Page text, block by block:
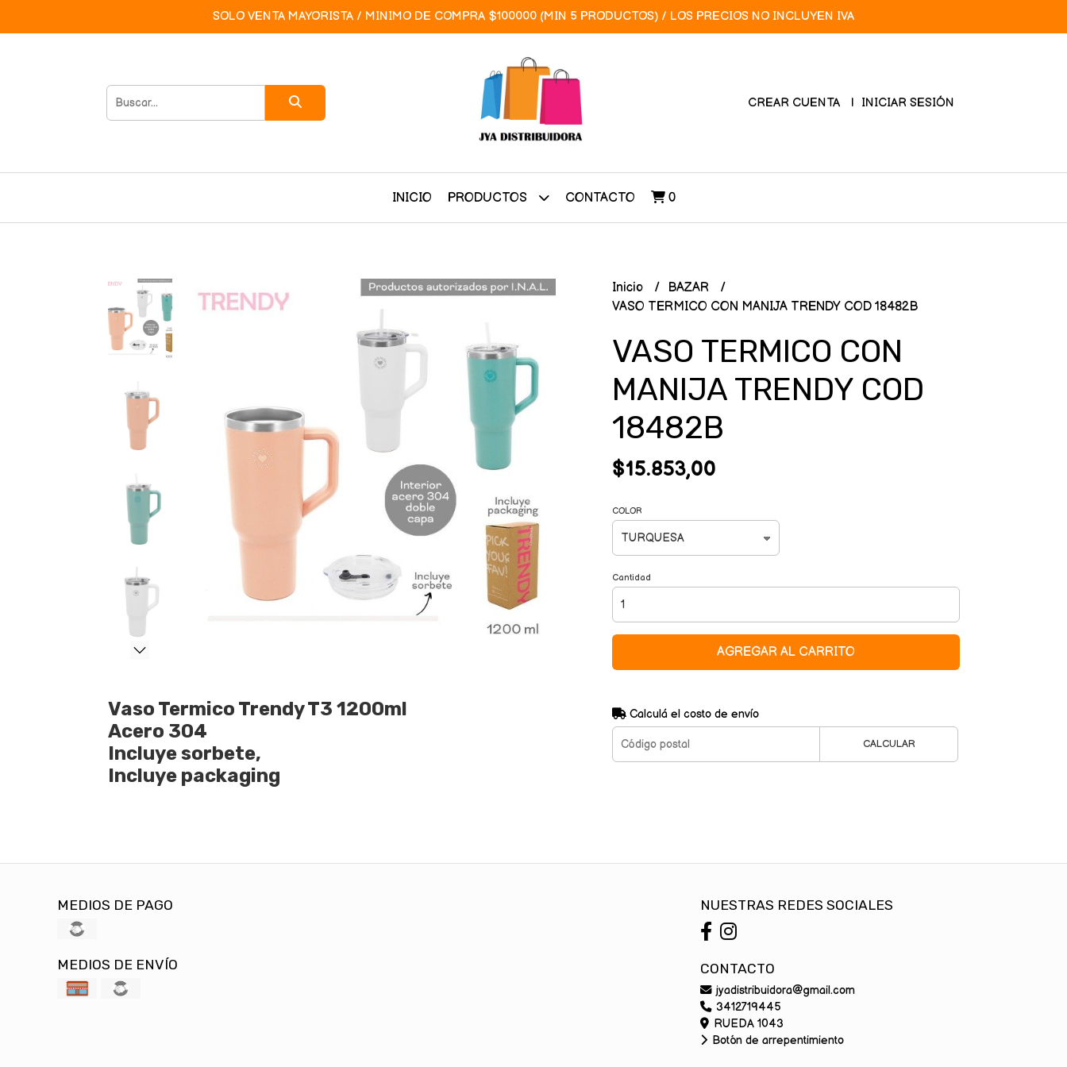
SOLO VENTA MAYORISTA / MINIMO DE COMPRA $100000 (MIN 5 PRODUCTOS) / LOS PRECIOS NO INCLUYEN IVA
CREAR CUENTA INICIAR SESIÓN
INICIO PRODUCTOS CONTACTO 0
Vaso Termico Trendy T3 1200ml
Acero 304
Incluye sorbete,
Incluye packaging
Inicio
BAZAR
VASO TERMICO CON MANIJA TRENDY COD 18482B
VASO TERMICO CON
MANIJA TRENDY COD
18482B
$15.853,00
COLOR
Cantidad
AGREGAR AL CARRITO
Calculá el costo de envío
CALCULAR
MEDIOS DE PAGO
MEDIOS DE ENVÍO
NUESTRAS REDES SOCIALES
CONTACTO
jyadistribuidora@gmail.com
3412719445
RUEDA 1043
Botón de arrepentimiento